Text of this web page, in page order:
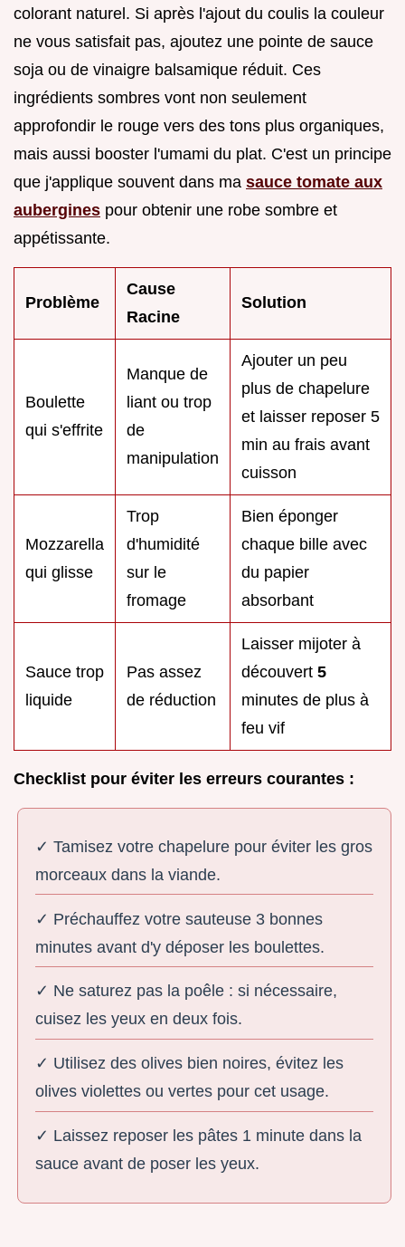
colorant naturel. Si après l'ajout du coulis la couleur
ne vous satisfait pas, ajoutez une pointe de sauce
soja ou de vinaigre balsamique réduit. Ces
ingrédients sombres vont non seulement
approfondir le rouge vers des tons plus organiques,
mais aussi booster l'umami du plat. C'est un principe
que j'applique souvent dans ma sauce tomate aux
aubergines pour obtenir une robe sombre et
appétissante.
Problème
Cause
Racine
Solution
Boulette
qui s'effrite
Manque de
liant ou trop
de
manipulation
Ajouter un peu
plus de chapelure
et laisser reposer 5
min au frais avant
cuisson
Mozzarella
qui glisse
Trop
d'humidité
sur le
fromage
Bien éponger
chaque bille avec
du papier
absorbant
Sauce trop
liquide
Pas assez
de réduction
Laisser mijoter à
découvert 5
minutes de plus à
feu vif
Checklist pour éviter les erreurs courantes :
✓ Tamisez votre chapelure pour éviter les gros
morceaux dans la viande.
✓ Préchauffez votre sauteuse 3 bonnes
minutes avant d'y déposer les boulettes.
✓ Ne saturez pas la poêle : si nécessaire,
cuisez les yeux en deux fois.
✓ Utilisez des olives bien noires, évitez les
olives violettes ou vertes pour cet usage.
✓ Laissez reposer les pâtes 1 minute dans la
sauce avant de poser les yeux.